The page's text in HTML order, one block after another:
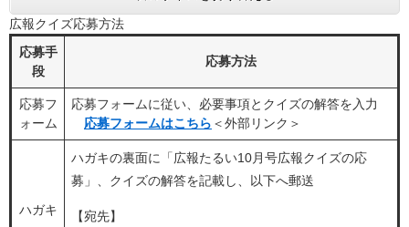
広報クイズ応募方法
応募手
段
応募方法
応募フ
ォーム
応募フォームに従い、必要事項とクイズの解答を入力
応募フォームはこちら ＜外部リンク＞
ハガキ
ハガキの裏面に「広報たるい10月号広報クイズの応
募」、クイズの解答を記載し、以下へ郵送
【宛先】